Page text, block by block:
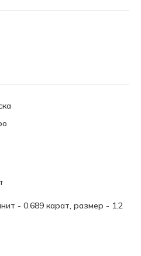
- 0.689 карат, размер - 1.2